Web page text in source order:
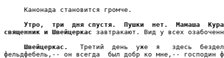
     Канонада становится громче.
Утро,  три  дня спустя.  Пушки  нет. Мамаша
священник и Швейцеркас завтракают. Вид у всех
Швейцеркас.
Третий  день  уже  я   здесь
фельдфебель,-- он всегда  был добр ко мне,-- господин